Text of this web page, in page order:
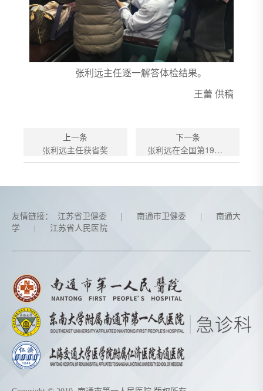
张利远主任逐一解答体检结果。
王蕾 供稿
上一条
张利远主任获省奖
下一条
张利远在全国第19届急诊大会上作专题发言
友情链接： 江苏省卫健委 南通市卫健委
南通大
学
江苏省人民医院